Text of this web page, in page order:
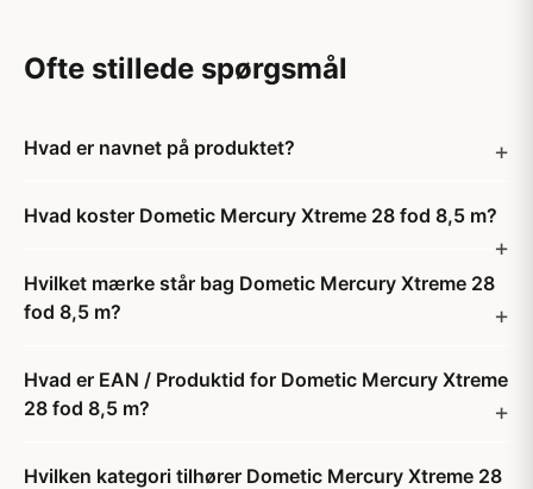
Ofte stillede spørgsmål
Hvad er navnet på produktet?
Hvad koster Dometic Mercury Xtreme 28 fod 8,5 m?
Hvilket mærke står bag Dometic Mercury Xtreme 28
fod 8,5 m?
Hvad er EAN / Produktid for Dometic Mercury Xtreme
28 fod 8,5 m?
Hvilken kategori tilhører Dometic Mercury Xtreme 28